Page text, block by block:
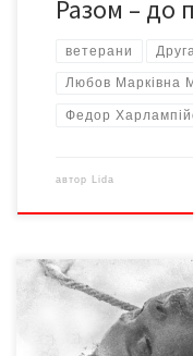
Разом – до
ветерани
Любов Марківна
Федор
автор Lida
Герой Радянського